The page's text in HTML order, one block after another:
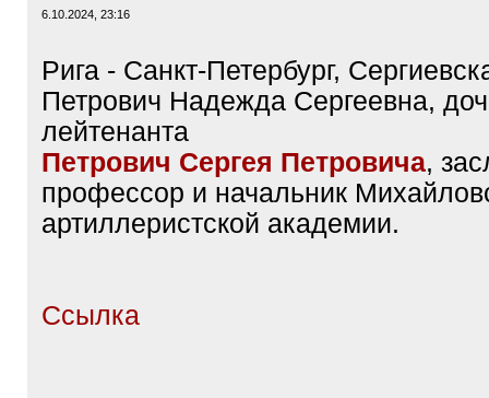
6.10.2024, 23:16
Рига - Санкт-Петербург,
Петрович Надежда Сергеевна,
лейтенанта
Петрович Сергея Петровича,
профессор и начальник
артиллеристской академии.
Ссылка